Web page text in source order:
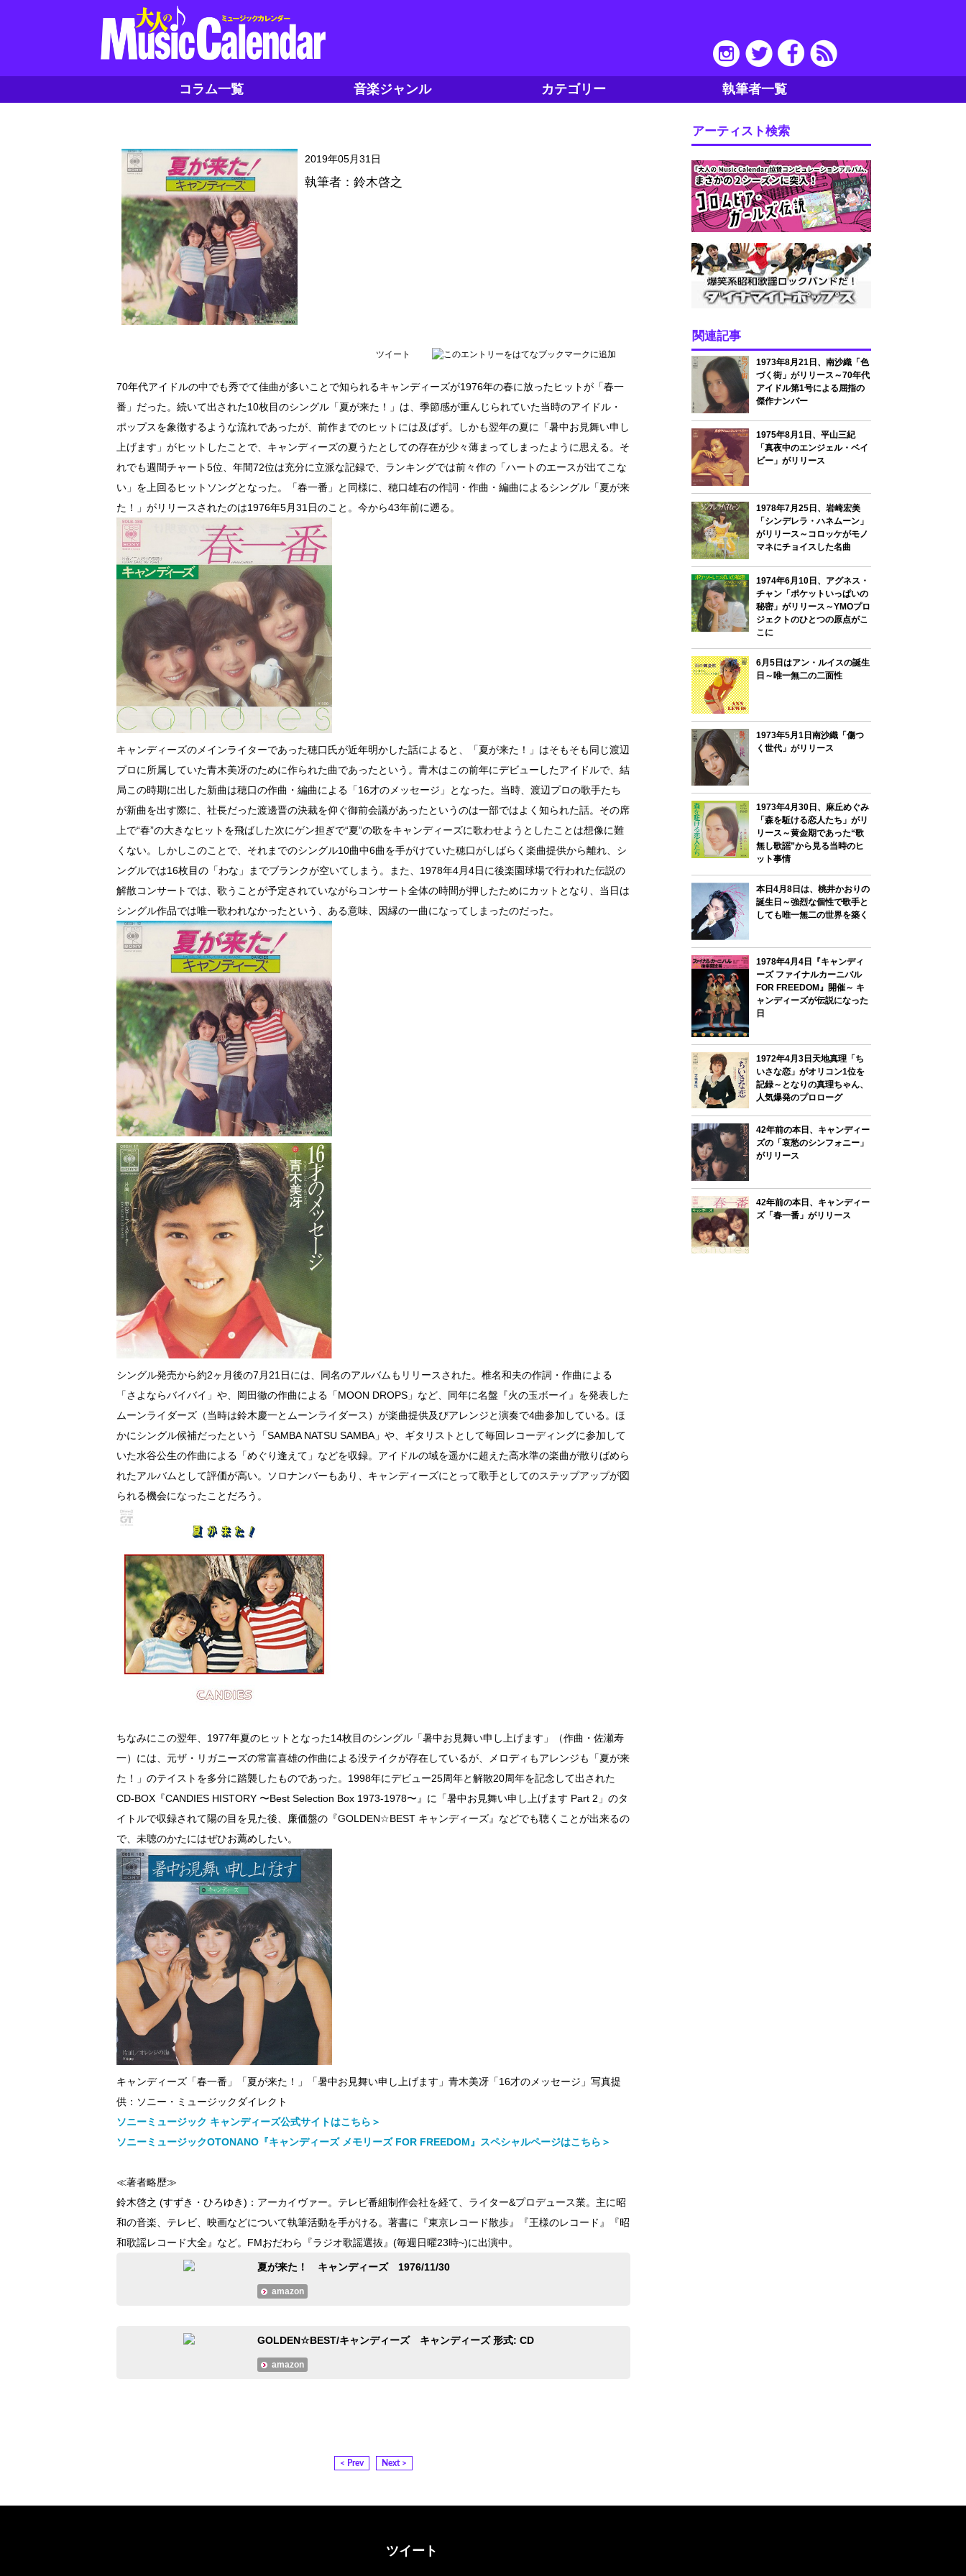
コラム一覧 音楽ジャンル カテゴリー 執筆者一覧
2019年05月31日
執筆者：鈴木啓之
ツイート
70年代アイドルの中でも秀でて佳曲が多いことで知られるキャンディーズが1976年の春に放ったヒットが「春一
番」だった。続いて出された10枚目のシングル「夏が来た！」は、季節感が重んじられていた当時のアイドル・
ポップスを象徴するような流れであったが、前作までのヒットには及ばず。しかも翌年の夏に「暑中お見舞い申し
上げます」がヒットしたことで、キャンディーズの夏うたとしての存在が少々薄まってしまったように思える。そ
れでも週間チャート5位、年間72位は充分に立派な記録で、ランキングでは前々作の「ハートのエースが出てこな
い」を上回るヒットソングとなった。「春一番」と同様に、穂口雄右の作詞・作曲・編曲によるシングル「夏が来
た！」がリリースされたのは1976年5月31日のこと。今から43年前に遡る。
キャンディーズのメインライターであった穂口氏が近年明かした話によると、「夏が来た！」はそもそも同じ渡辺
プロに所属していた青木美冴のために作られた曲であったという。青木はこの前年にデビューしたアイドルで、結
局この時期に出した新曲は穂口の作曲・編曲による「16才のメッセージ」となった。当時、渡辺プロの歌手たち
が新曲を出す際に、社長だった渡邊晋の決裁を仰ぐ御前会議があったというのは一部ではよく知られた話。その席
上で“春”の大きなヒットを飛ばした次にゲン担ぎで“夏”の歌をキャンディーズに歌わせようとしたことは想像に難
くない。しかしこのことで、それまでのシングル10曲中6曲を手がけていた穂口がしばらく楽曲提供から離れ、シ
ングルでは16枚目の「わな」までブランクが空いてしまう。また、1978年4月4日に後楽園球場で行われた伝説の
解散コンサートでは、歌うことが予定されていながらコンサート全体の時間が押したためにカットとなり、当日は
シングル作品では唯一歌われなかったという、ある意味、因縁の一曲になってしまったのだった。
シングル発売から約2ヶ月後の7月21日には、同名のアルバムもリリースされた。椎名和夫の作詞・作曲による
「さよならバイバイ」や、岡田徹の作曲による「MOON DROPS」など、同年に名盤『火の玉ボーイ』を発表した
ムーンライダーズ（当時は鈴木慶一とムーンライダース）が楽曲提供及びアレンジと演奏で4曲参加している。ほ
かにシングル候補だったという「SAMBA NATSU SAMBA」や、ギタリストとして毎回レコーディングに参加して
いた水谷公生の作曲による「めぐり逢えて」などを収録。アイドルの域を遥かに超えた高水準の楽曲が散りばめら
れたアルバムとして評価が高い。ソロナンバーもあり、キャンディーズにとって歌手としてのステップアップが図
られる機会になったことだろう。
ちなみにこの翌年、1977年夏のヒットとなった14枚目のシングル「暑中お見舞い申し上げます」（作曲・佐瀬寿
一）には、元ザ・リガニーズの常富喜雄の作曲による没テイクが存在しているが、メロディもアレンジも「夏が来
た！」のテイストを多分に踏襲したものであった。1998年にデビュー25周年と解散20周年を記念して出された
CD-BOX『CANDIES HISTORY 〜Best Selection Box 1973-1978〜』に「暑中お見舞い申し上げます Part 2」のタ
イトルで収録されて陽の目を見た後、廉価盤の『GOLDEN☆BEST キャンディーズ』などでも聴くことが出来るの
で、未聴のかたにはぜひお薦めしたい。
キャンディーズ「春一番」「夏が来た！」「暑中お見舞い申し上げます」青木美冴「16才のメッセージ」写真提
供：ソニー・ミュージックダイレクト
ソニーミュージック キャンディーズ公式サイトはこちら＞
ソニーミュージックOTONANO『キャンディーズ メモリーズ FOR FREEDOM』スペシャルページはこちら＞
≪著者略歴≫
鈴木啓之 (すずき・ひろゆき)：アーカイヴァー。テレビ番組制作会社を経て、ライター&プロデュース業。主に昭
和の音楽、テレビ、映画などについて執筆活動を手がける。著書に『東京レコード散歩』『王様のレコード』『昭
和歌謡レコード大全』など。FMおだわら『ラジオ歌謡選抜』(毎週日曜23時~)に出演中。
夏が来た！ キャンディーズ 1976/11/30
amazon
GOLDEN☆BEST/キャンディーズ キャンディーズ 形式: CD
amazon
< Prev Next >
アーティスト検索
関連記事
1973年8月21日、南沙織「色
づく街」がリリース～70年代
アイドル第1号による屈指の
傑作ナンバー
1975年8月1日、平山三紀
「真夜中のエンジェル・ベイ
ビー」がリリース
1978年7月25日、岩崎宏美
「シンデレラ・ハネムーン」
がリリース～コロッケがモノ
マネにチョイスした名曲
1974年6月10日、アグネス・
チャン「ポケットいっぱいの
秘密」がリリース～YMOプロ
ジェクトのひとつの原点がこ
こに
6月5日はアン・ルイスの誕生
日～唯一無二の二面性
1973年5月1日南沙織「傷つ
く世代」がリリース
1973年4月30日、麻丘めぐみ
「森を駈ける恋人たち」がリ
リース～黄金期であった“歌
無し歌謡”から見る当時のヒ
ット事情
本日4月8日は、桃井かおりの
誕生日～強烈な個性で歌手と
しても唯一無二の世界を築く
1978年4月4日『キャンディ
ーズ ファイナルカーニバル
FOR FREEDOM』開催～ キ
ャンディーズが伝説になった
日
1972年4月3日天地真理「ち
いさな恋」がオリコン1位を
記録～となりの真理ちゃん、
人気爆発のプロローグ
42年前の本日、キャンディー
ズの「哀愁のシンフォニー」
がリリース
42年前の本日、キャンディー
ズ「春一番」がリリース
ツイート